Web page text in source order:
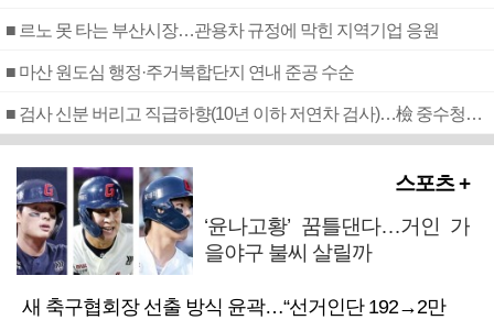
■ 르노 못 타는 부산시장…관용차 규정에 막힌 지역기업 응원
■ 마산 원도심 행정·주거복합단지 연내 준공 수순
■ 검사 신분 버리고 직급하향(10년 이하 저연차 검사)…檢 중수청행 기피
스포츠 +
‘윤나고황’ 꿈틀댄다…거인 가
을야구 불씨 살릴까
새 축구협회장 선출 방식 윤곽…“선거인단 192→2만